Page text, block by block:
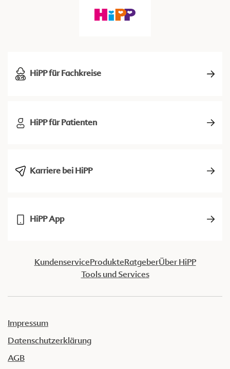
HiPP für Fachkreise
HiPP für Patienten
Karriere bei HiPP
HiPP App
KundenserviceProdukteRatgeberÜber HiPP
Tools und Services
Impressum
Datenschutzerklärung
AGB